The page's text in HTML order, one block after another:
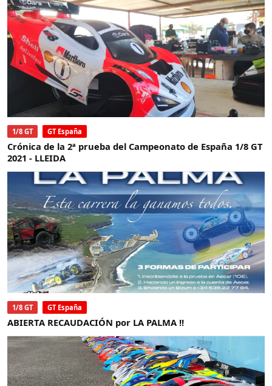
1/8 GT GT España
Crónica de la 2ª prueba del Campeonato de España 1/8 GT
2021 - LLEIDA
1/8 GT GT España
ABIERTA RECAUDACIÓN por LA PALMA !!